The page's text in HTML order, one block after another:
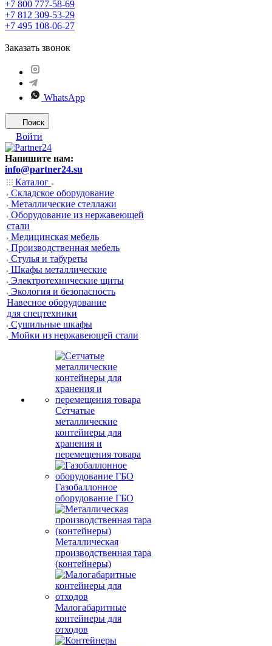
+7 800 777-58-69
+7 812 309-53-29
+7 495 108-06-27
Заказать звонок
WhatsApp
Поиск
Войти
Напишите нам:
info@partner24.su
Каталог
Складское оборудование
Металлические стеллажи
Оборудование из нержавеющей
стали
Медицинская мебель
Производственная мебель
Стулья и табуреты
Шкафы металлические
Электротехнические щиты
Экология и безопасность
Навесное оборудование
для спецтехники
Сушильные шкафы
Мойки из нержавеющей стали
Сетчатые
металлические
контейнеры для
хранения и
перемещения товара
Газобаллонное
оборудование ГБО
Металлическая
производственная тара
(контейнеры)
Малогабаритные
контейнеры для
отходов